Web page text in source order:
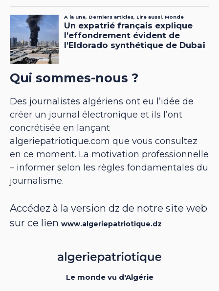
Qui sommes-nous ?
Des journalistes algériens ont eu l’idée de
créer un journal électronique et ils l’ont
concrétisée en lançant
algeriepatriotique.com que vous consultez
en ce moment. La motivation professionnelle
– informer selon les règles fondamentales du
journalisme.
Accédez à la version dz de notre site web
sur ce lien www.algeriepatriotique.dz
Le monde vu d'Algérie